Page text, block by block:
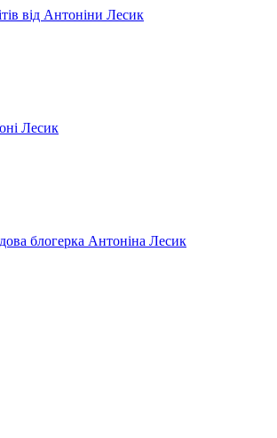
від Антоніни Лесик
Лесик
блогерка Антоніна Лесик